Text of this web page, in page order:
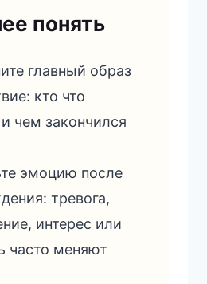
понять
главный образ
кто что
чем закончился
эмоцию после
тревога,
интерес или
часто меняют